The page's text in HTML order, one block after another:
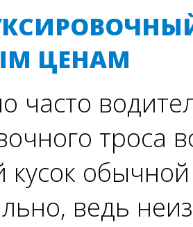
ЦЕНАМ
часто
троса
ведь